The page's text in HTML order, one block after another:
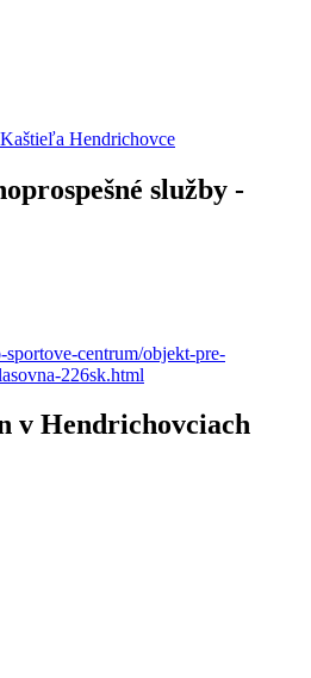
Hendrichovce
služby -
centrum/objekt-pre-
226sk.html
v Hendrichovciach